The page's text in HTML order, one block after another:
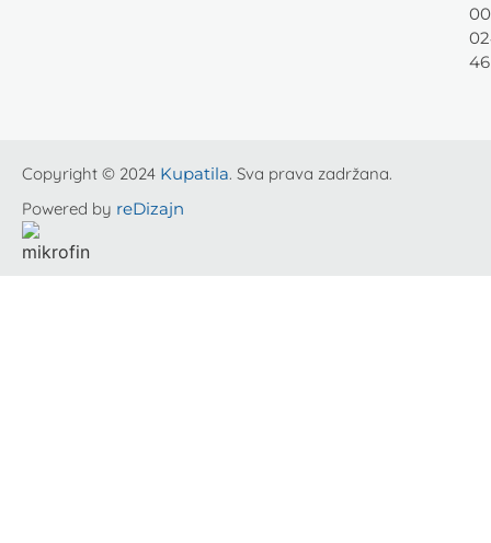
46
Copyright © 2024 Kupatila. Sva prava zadržana.
Powered by reDizajn